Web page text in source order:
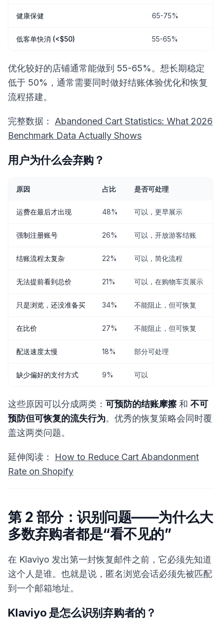
健康保健 65-75%
低客单快消 (<$50) 55-65%
优化较好的店铺通常能做到 55-65%。想长期稳定
低于 50%，通常需要同时做好结账体验优化和恢复
流程搭建。
完整数据： Abandoned Cart Statistics: What 2026
Benchmark Data Actually Shows
用户为什么会弃购？
原因 占比 是否可处理
运费在最后才出现 48% 可以，更早展示
强制注册账号 26% 可以，开放游客结账
结账流程太复杂 22% 可以，简化流程
无法提前看到总价 21% 可以，在购物车页展示
只是浏览，还没准备买 34% 不能阻止，但可恢复
在比价 27% 不能阻止，但可恢复
配送速度太慢 18% 部分可处理
缺少偏好的支付方式 9% 可以
这些原因可以分成两类： 可预防的结账摩擦和 不可
预防但可恢复的流失行为。优秀的恢复策略会同时覆
盖这两类问题。
延伸阅读： How to Reduce Cart Abandonment
Rate on Shopify
第 2 部分：识别问题——为什么大
多数弃购者都是“看不见的”
在 Klaviyo 发出第一封恢复邮件之前，它必须先知道
这个人是谁。也就是说，匿名浏览会话必须先被匹配
到一个邮箱地址。
Klaviyo 是怎么识别弃购者的？